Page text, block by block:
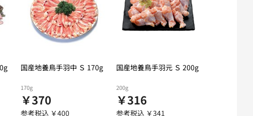
国産地養鳥手羽中 Ｓ 170g
170g
￥370
参考税込 ￥400
国産地養鳥手羽元 Ｓ 200g
200g
￥316
参考税込 ￥341